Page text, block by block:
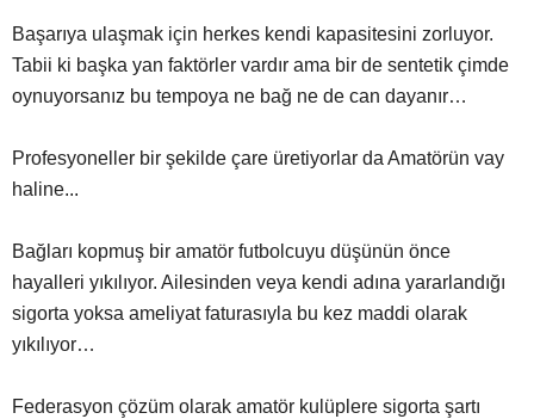
Başarıya ulaşmak için herkes kendi kapasitesini zorluyor.
Tabii ki başka yan faktörler vardır ama bir de sentetik çimde
oynuyorsanız bu tempoya ne bağ ne de can dayanır…
Profesyoneller bir şekilde çare üretiyorlar da Amatörün vay
haline...
Bağları kopmuş bir amatör futbolcuyu düşünün önce
hayalleri yıkılıyor. Ailesinden veya kendi adına yararlandığı
sigorta yoksa ameliyat faturasıyla bu kez maddi olarak
yıkılıyor…
Federasyon çözüm olarak amatör kulüplere sigorta şartı